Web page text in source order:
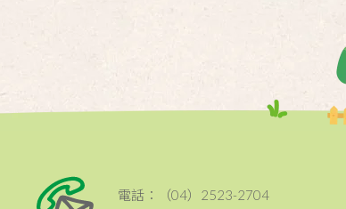
電話：（04）2523-2704